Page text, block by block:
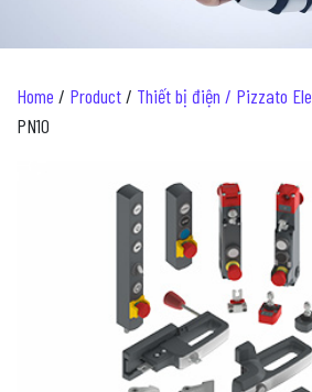
Home / Product/ Thiết bị điện / Pizzato
PN10